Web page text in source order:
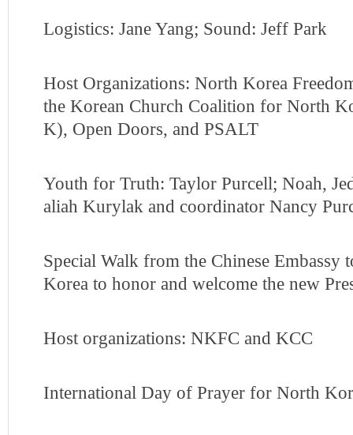
Logistics: Jane Yang; Sound: Jeff Park
Host Organizations: North Korea
the Korean Church Coalition for North
K), Open Doors, and PSALT
Youth for Truth: Taylor Purcell; Noah,
aliah Kurylak and coordinator Nancy
Special Walk from the Chinese Embassy
Korea to honor and welcome the new
Host organizations: NKFC and KCC
International Day of Prayer for North